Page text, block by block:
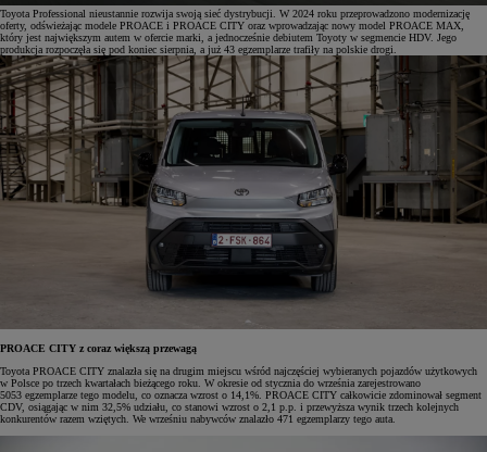
Toyota Professional nieustannie rozwija swoją sieć dystrybucji. W 2024 roku przeprowadzono modernizację
oferty, odświeżając modele PROACE i PROACE CITY oraz wprowadzając nowy model PROACE MAX,
który jest największym autem w ofercie marki, a jednocześnie debiutem Toyoty w segmencie HDV. Jego
produkcja rozpoczęła się pod koniec sierpnia, a już 43 egzemplarze trafiły na polskie drogi.
PROACE CITY z coraz większą przewagą
Toyota PROACE CITY znalazła się na drugim miejscu wśród najczęściej wybieranych pojazdów użytkowych
w Polsce po trzech kwartałach bieżącego roku. W okresie od stycznia do września zarejestrowano
5053 egzemplarze tego modelu, co oznacza wzrost o 14,1%. PROACE CITY całkowicie zdominował segment
CDV, osiągając w nim 32,5% udziału, co stanowi wzrost o 2,1 p.p. i przewyższa wynik trzech kolejnych
konkurentów razem wziętych. We wrześniu nabywców znalazło 471 egzemplarzy tego auta.